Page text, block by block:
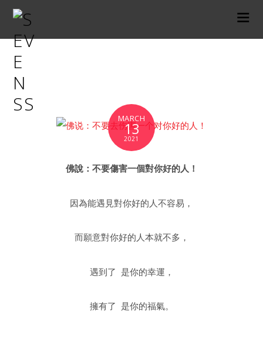
真心
MARCH
13
2021
佛說：不要傷害一個對你好的人！
因為能遇見對你好的人不容易，
而願意對你好的人本就不多，
遇到了 是你的幸運，
擁有了 是你的福氣。